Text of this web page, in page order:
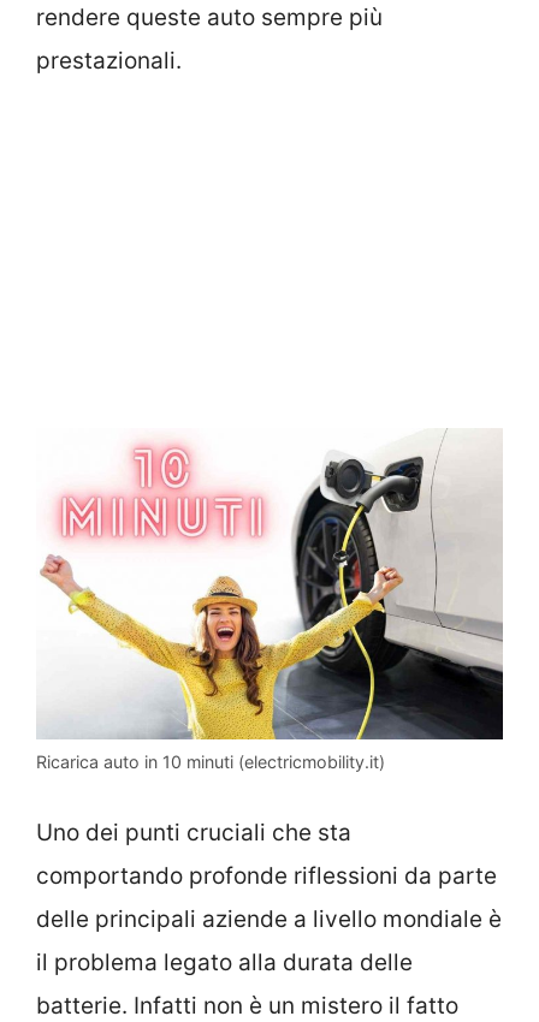
rendere queste auto sempre più
prestazionali.
Ricarica auto in 10 minuti (electricmobility.it)
Uno dei punti cruciali che sta
comportando profonde riflessioni da parte
delle principali aziende a livello mondiale è
il problema legato alla durata delle
batterie. Infatti non è un mistero il fatto